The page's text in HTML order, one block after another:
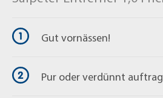
Gut vornässen!
Pur oder verdünnt